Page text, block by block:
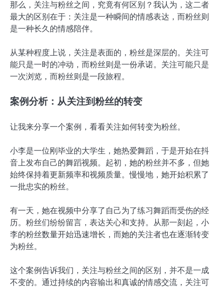
那么，关注与粉丝之间，究竟有何区别？我认为，这二者
最大的区别在于：关注是一种瞬间的情感表达，而粉丝则
是一种长久的情感陪伴。
从某种程度上说，关注是表面的，粉丝是深层的。关注可
能只是一时的冲动，而粉丝则是一份承诺。关注可能只是
一次浏览，而粉丝则是一段旅程。
案例分析：从关注到粉丝的转变
让我来分享一个案例，看看关注如何转变为粉丝。
小李是一位刚毕业的大学生，她热爱舞蹈，于是开始在抖
音上发布自己的舞蹈视频。起初，她的粉丝并不多，但她
始终保持着更新频率和视频质量。慢慢地，她开始积累了
一批忠实的粉丝。
有一天，她在视频中分享了自己为了练习舞蹈而受伤的经
历。粉丝们纷纷留言，表达关心和支持。从那一刻起，小
李的粉丝数量开始迅速增长，而她的关注者也在逐渐转变
为粉丝。
这个案例告诉我们，关注与粉丝之间的区别，并不是一成
不变的。通过持续的内容输出和真诚的情感交流，关注可